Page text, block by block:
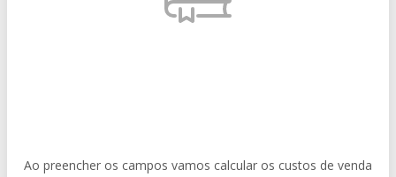
Ao preencher os campos vamos calcular os custos de venda